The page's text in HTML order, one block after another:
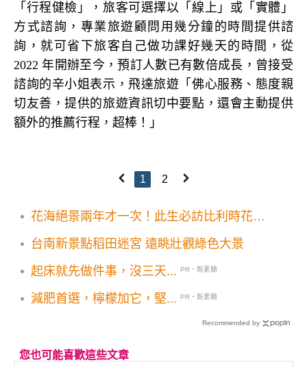
「行程健檢」，旅客可選擇以「線上」或「實體」
方式諮詢，專業旅遊顧問用幾分鐘的時間提供諮
詢，就可省下旅客自己做功課好幾天的時間，從
2022年開辦至今，預訂人數已有數倍成長，曾接受
諮詢的辛小姐表示，飛達旅遊「佛心服務、態度親
切友善，提供的旅遊資訊切中要點，還會主動提供
額外的推薦行程，超棒！」
1 2
花海絕景兩年才一次！此生必訪比利時花毯
台南新景點稻田迷宮 遠眺壯觀綠色大景
起床就先做件事，沒三天...
PR・新素簡
減肥首選，檸檬加它，堅... PR・新素簡
Recommended by
您也可能喜歡這些文章